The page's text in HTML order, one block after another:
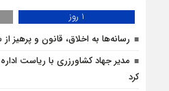
1 روز
رسانه‌ها به اخلاق، قانون و پرهیز از
مدیر جهاد کشاورزری با ریاست
کرد